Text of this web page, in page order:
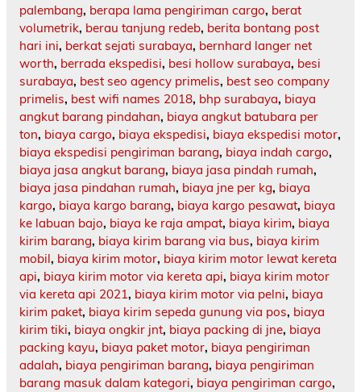
palembang, berapa lama pengiriman cargo, berat
volumetrik, berau tanjung redeb, berita bontang post
hari ini, berkat sejati surabaya, bernhard langer net
worth, berrada ekspedisi, besi hollow surabaya, besi
surabaya, best seo agency primelis, best seo company
primelis, best wifi names 2018, bhp surabaya, biaya
angkut barang pindahan, biaya angkut batubara per
ton, biaya cargo, biaya ekspedisi, biaya ekspedisi motor,
biaya ekspedisi pengiriman barang, biaya indah cargo,
biaya jasa angkut barang, biaya jasa pindah rumah,
biaya jasa pindahan rumah, biaya jne per kg, biaya
kargo, biaya kargo barang, biaya kargo pesawat, biaya
ke labuan bajo, biaya ke raja ampat, biaya kirim, biaya
kirim barang, biaya kirim barang via bus, biaya kirim
mobil, biaya kirim motor, biaya kirim motor lewat kereta
api, biaya kirim motor via kereta api, biaya kirim motor
via kereta api 2021, biaya kirim motor via pelni, biaya
kirim paket, biaya kirim sepeda gunung via pos, biaya
kirim tiki, biaya ongkir jnt, biaya packing di jne, biaya
packing kayu, biaya paket motor, biaya pengiriman
adalah, biaya pengiriman barang, biaya pengiriman
barang masuk dalam kategori, biaya pengiriman cargo,